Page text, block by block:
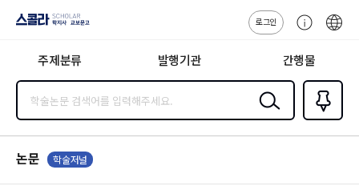
지사·교보문고
로그인
센
주제분류 발행기관 간행물
검색
즐겨찾
기0
논문 학술저널